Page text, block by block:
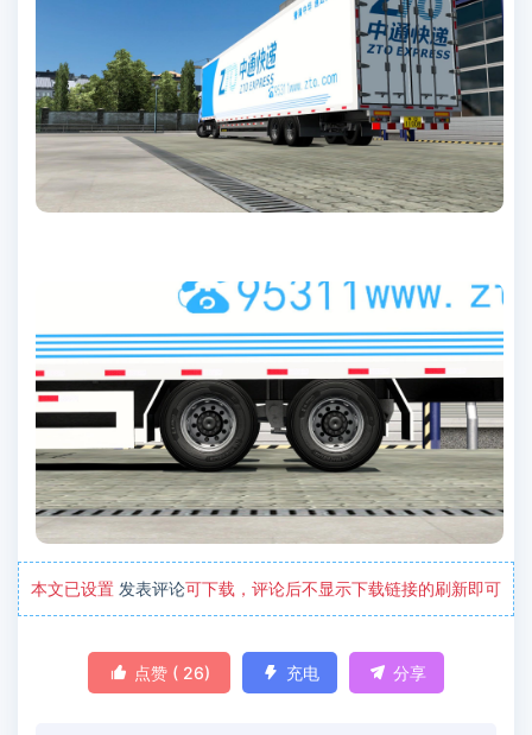
本文已设置 发表评论可下载，评论后不显示下载链接的刷新即可
 点赞 (26)  充电  分享